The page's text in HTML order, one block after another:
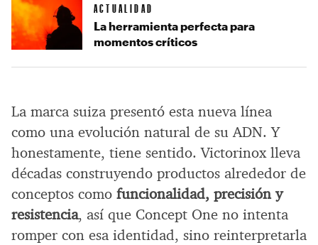
La marca suiza presentó esta nueva línea
como una evolución natural de su ADN. Y
honestamente, tiene sentido. Victorinox lleva
décadas construyendo productos alrededor de
conceptos como funcionalidad, precisión y
resistencia, así que Concept One no intenta
romper con esa identidad, sino reinterpretarla
ACTUALIDAD
La herramienta perfecta para
momentos críticos